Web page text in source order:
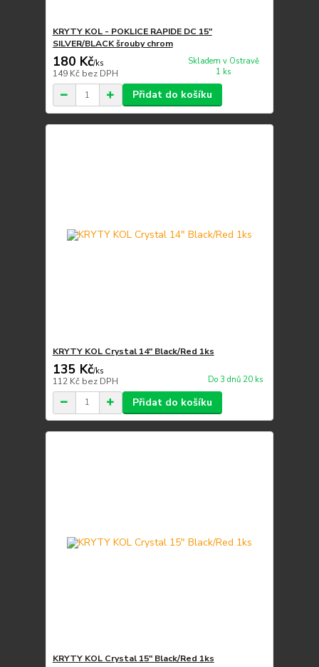
KRYTY KOL - POKLICE RAPIDE DC 15"
SILVER/BLACK šrouby chrom
180 Kč/ks
149 Kč bez DPH
Skladem v Ostravě
1 ks
Přidat do košíku
KRYTY KOL Crystal 14" Black/Red 1ks
135 Kč/ks
112 Kč bez DPH Do 3 dnů 20 ks
Přidat do košíku
KRYTY KOL Crystal 15" Black/Red 1ks